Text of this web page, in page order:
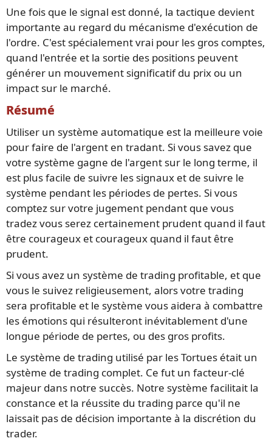
Une fois que le signal est donné, la tactique devient
importante au regard du mécanisme d'exécution de
l'ordre. C'est spécialement vrai pour les gros comptes,
quand l'entrée et la sortie des positions peuvent
générer un mouvement significatif du prix ou un
impact sur le marché.
Résumé
Utiliser un système automatique est la meilleure voie
pour faire de l'argent en tradant. Si vous savez que
votre système gagne de l'argent sur le long terme, il
est plus facile de suivre les signaux et de suivre le
système pendant les périodes de pertes. Si vous
comptez sur votre jugement pendant que vous
tradez vous serez certainement prudent quand il faut
être courageux et courageux quand il faut être
prudent.
Si vous avez un système de trading profitable, et que
vous le suivez religieusement, alors votre trading
sera profitable et le système vous aidera à combattre
les émotions qui résulteront inévitablement d'une
longue période de pertes, ou des gros profits.
Le système de trading utilisé par les Tortues était un
système de trading complet. Ce fut un facteur-clé
majeur dans notre succès. Notre système facilitait la
constance et la réussite du trading parce qu'il ne
laissait pas de décision importante à la discrétion du
trader.